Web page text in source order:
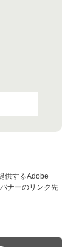
供するAdobe
ナーのリンク先